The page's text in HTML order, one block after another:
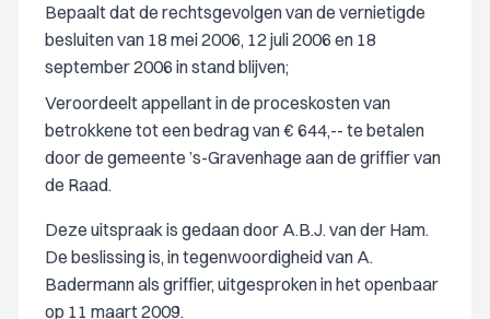
Bepaalt dat de rechtsgevolgen van de vernietigde
besluiten van 18 mei 2006, 12 juli 2006 en 18
september 2006 in stand blijven;
Veroordeelt appellant in de proceskosten van
betrokkene tot een bedrag van € 644,-- te betalen
door de gemeente ’s-Gravenhage aan de griffier van
de Raad.
Deze uitspraak is gedaan door A.B.J. van der Ham.
De beslissing is, in tegenwoordigheid van A.
Badermann als griffier, uitgesproken in het openbaar
op 11 maart 2009.